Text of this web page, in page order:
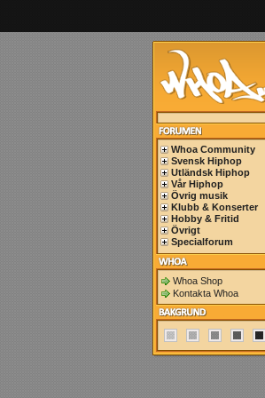
Whoa Community
Svensk Hiphop
Utländsk Hiphop
Vår Hiphop
Övrig musik
Klubb & Konserter
Hobby & Fritid
Övrigt
Specialforum
Whoa Shop
Kontakta Whoa